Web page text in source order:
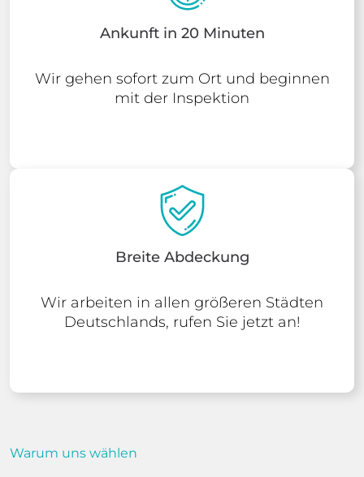
Ankunft in 20 Minuten
Wir gehen sofort zum Ort und beginnen
mit der Inspektion
Breite Abdeckung
Wir arbeiten in allen größeren Städten
Deutschlands, rufen Sie jetzt an!
Warum uns wählen